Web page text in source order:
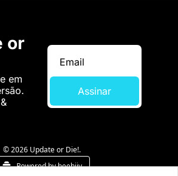
or
em
Assinar
© 2026 Update or Die!.
Powered by beehiiv